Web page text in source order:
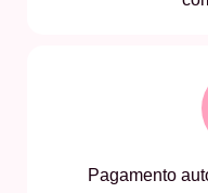
Pagamento